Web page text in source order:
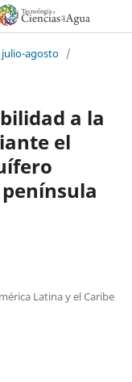
julio-agosto /
a la
el
Latina y el Caribe